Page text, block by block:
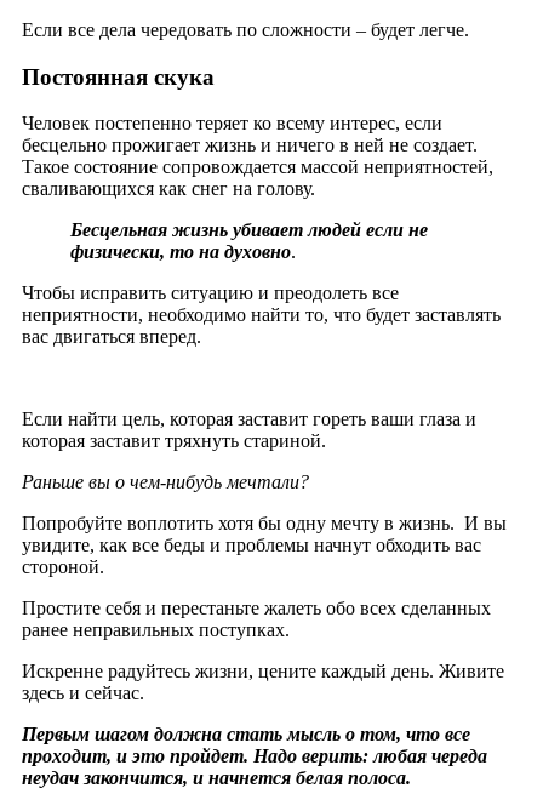
Если все дела чередовать по сложности – будет легче.
Постоянная скука
Человек постепенно теряет ко всему интерес, если
бесцельно прожигает жизнь и ничего в ней не создает.
Такое состояние сопровождается массой неприятностей,
сваливающихся как снег на голову.
Бесцельная жизнь убивает людей если не
физически, то на духовно.
Чтобы исправить ситуацию и преодолеть все
неприятности, необходимо найти то, что будет заставлять
вас двигаться вперед.
Если найти цель, которая заставит гореть ваши глаза и
которая заставит тряхнуть стариной.
Раньше вы о чем-нибудь мечтали?
Попробуйте воплотить хотя бы одну мечту в жизнь. И вы
увидите, как все беды и проблемы начнут обходить вас
стороной.
Простите себя и перестаньте жалеть обо всех сделанных
ранее неправильных поступках.
Искренне радуйтесь жизни, цените каждый день. Живите
здесь и сейчас.
Первым шагом должна стать мысль о том, что все
проходит, и это пройдет. Надо верить: любая череда
неудач закончится, и начнется белая полоса.